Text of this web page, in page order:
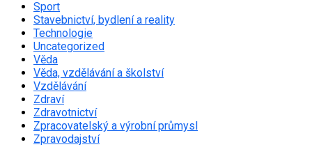
Sport
Stavebnictví, bydlení a reality
Technologie
Uncategorized
Věda
Věda, vzdělávání a školství
Vzdělávání
Zdraví
Zdravotnictví
Zpracovatelský a výrobní průmysl
Zpravodajství